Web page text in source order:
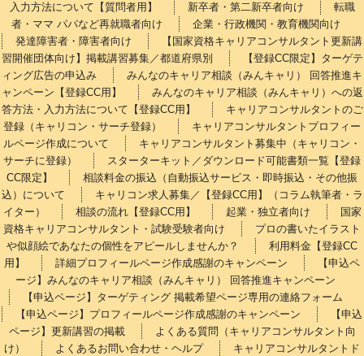
入力方法について【質問者用】
新卒者・第二新卒者向け
転職
者・ママ パパなど再就職者向け
企業・行政機関・教育機関向け
発達障害者・障害者向け
【国家資格キャリアコンサルタント更新講
習開催団体向け】掲載講習募集／都道府県別
【登録CC限定】ターゲテ
ィング広告の申込み
みんなのキャリア相談（みんキャリ） 回答推進キ
ャンペーン【登録CC用】
みんなのキャリア相談（みんキャリ）への返
答方法・入力方法について【登録CC用】
キャリアコンサルタントのご
登録（キャリコン・サーチ登録）
キャリアコンサルタントプロフィー
ルページ作成について
キャリアコンサルタント募集中（キャリコン・
サーチに登録）
スターターキット／ダウンロード可能書類一覧【登録
CC限定】
相談料金の振込（自動振込サービス・即時振込・その他振
込）について
キャリコン求人募集／【登録CC用】（コラム執筆者・ラ
イター）
相談の流れ【登録CC用】 起業・独立者向け
国家
資格キャリアコンサルタント・試験受験者向け
プロの書いたイラスト
や似顔絵であなたの個性をアピールしませんか？
利用料金【登録CC
用】
詳細プロフィールページ作成感謝のキャンペーン
【申込ペ
ージ】みんなのキャリア相談（みんキャリ） 回答推進キャンペーン
【申込ページ】ターゲティング 掲載希望ページ専用の連絡フォーム
【申込ページ】プロフィールページ作成感謝のキャンペーン
【申込
ページ】更新講習の掲載
よくある質問（キャリアコンサルタント向
け）
よくあるお問い合わせ・ヘルプ キャリアコンサルタントド